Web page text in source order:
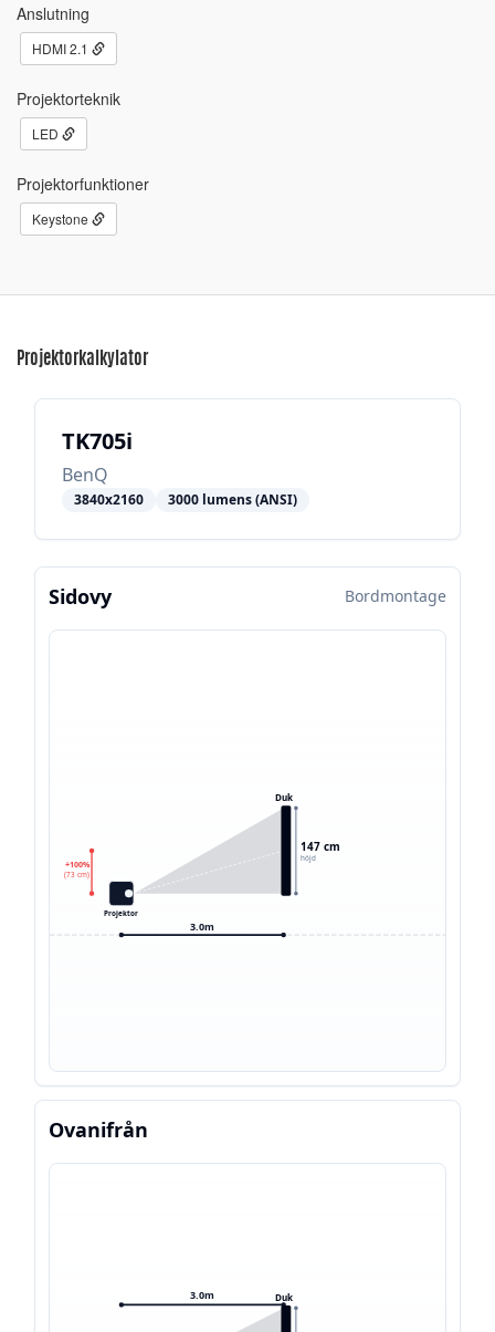
Anslutning
HDMI 2.1
Projektorteknik
LED
Projektorfunktioner
Keystone
Projektorkalkylator